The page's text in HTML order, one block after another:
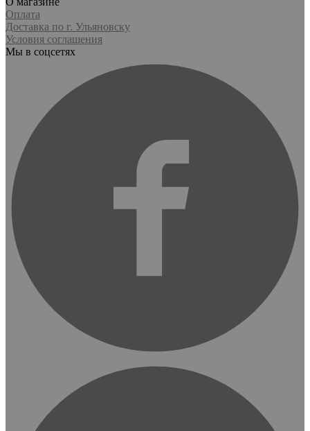
Оплата
Доставка по г. Ульяновску
Условия соглашения
Мы в соцсетях